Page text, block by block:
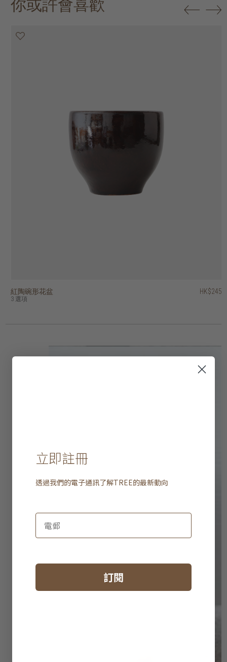
你或許會喜歡
紅陶碗形花盆
3 選項
HK$245
紅陶錐形花盆
9 選項
HK$175
紅陶條紋花盆 HK$425
紅陶羅紋花盆
2 選項
HK$395
紅陶棱紋裝飾碗 HK$595
紅陶條紋花盆 HK$475
紅陶圓形質樸花盆 HK$575
紅陶錐形花盆 - 連底盤
3 選項
HK$295
紅陶兩色圓柱花盆
2 選項
HK$245
紅陶薑罐形花瓶 HK$495
立即註冊
透過我們的電子通訊了解TREE的最新動向
訂閱